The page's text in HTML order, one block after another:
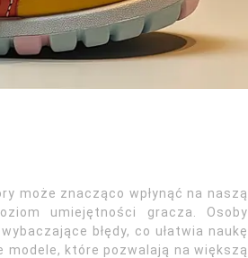
może znacząco wpłynąć na naszą
umiejętności gracza. Osoby
błędy, co ułatwia naukę
które pozwalają na większą